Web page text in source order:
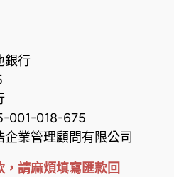
銀行
001-018-675
業管理顧問有限公司
請麻煩填寫匯款回